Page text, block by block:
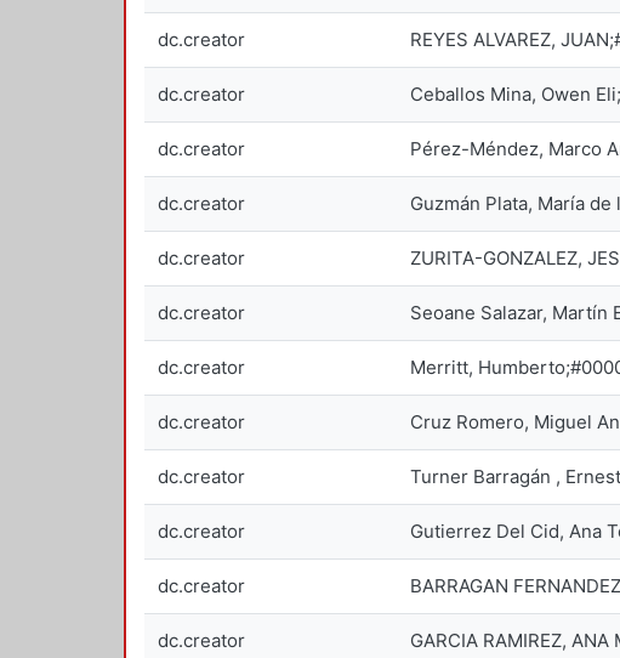
dc.creator REYES ALVAREZ,
dc.creator Ceballos Mina, Owen
dc.creator Pérez-Méndez, Marco
dc.creator Guzmán Plata, María
dc.creator ZURITA-GONZALEZ,
dc.creator Seoane Salazar,
dc.creator Merritt,
dc.creator Cruz Romero, Miguel
dc.creator Turner Barragán ,
dc.creator Gutierrez Del Cid, Ana
dc.creator BARRAGAN
dc.creator GARCIA RAMIREZ,